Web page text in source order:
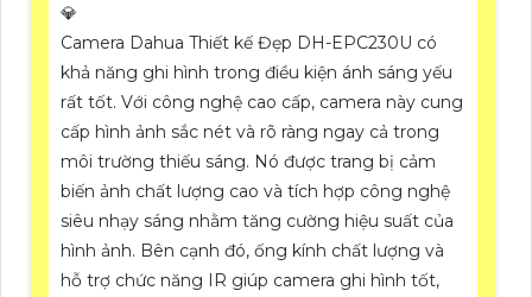
💎
Camera Dahua Thiết kế Đẹp DH-EPC230U có
khả năng ghi hình trong điều kiện ánh sáng yếu
rất tốt. Với công nghệ cao cấp, camera này cung
cấp hình ảnh sắc nét và rõ ràng ngay cả trong
môi trường thiếu sáng. Nó được trang bị cảm
biến ảnh chất lượng cao và tích hợp công nghệ
siêu nhạy sáng nhằm tăng cường hiệu suất của
hình ảnh. Bên cạnh đó, ống kính chất lượng và
hỗ trợ chức năng IR giúp camera ghi hình tốt,